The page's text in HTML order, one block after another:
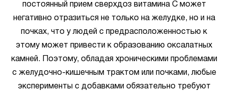
постоянный прием сверхдоз витамина С может
негативно отразиться не только на желудке, но и на
почках, что у людей с предрасположенностью к
этому может привести к образованию оксалатных
камней. Поэтому, обладая хроническими проблемами
с желудочно-кишечным трактом или почками, любые
эксперименты с добавками обязательно требуют